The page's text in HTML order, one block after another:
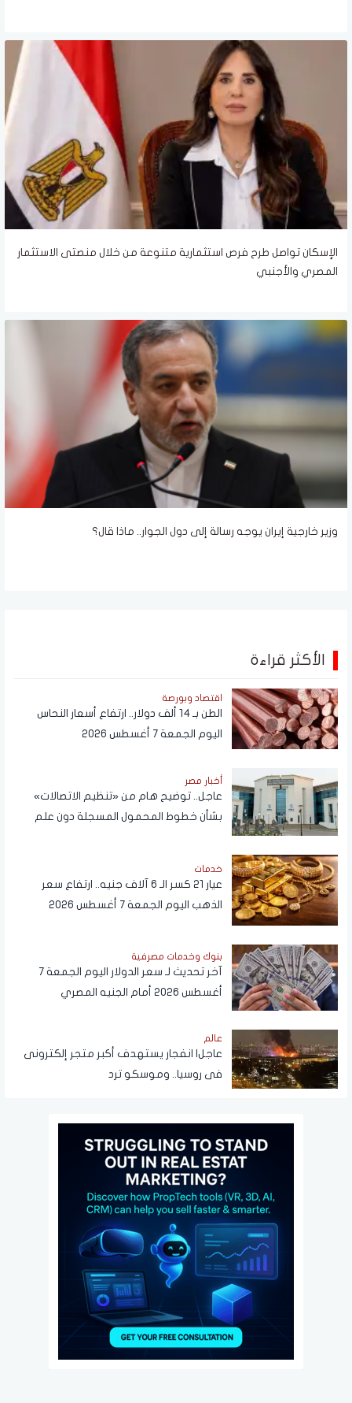
الإسكان تواصل طرح فرص استثمارية متنوعة من خلال منصتى الاستثمار
المصري والأجنبي
وزير خارجية إيران يوجه رسالة إلى دول الجوار.. ماذا قال؟
الأكثر قراءة
اقتصاد وبورصة
الطن بـ 14 ألف دولار.. ارتفاع أسعار النحاس
اليوم الجمعة 7 أغسطس 2026
أخبار مصر
عاجل.. توضيح هام من «تنظيم الاتصالات»
بشأن خطوط المحمول المسجلة دون علم
خدمات
عيار 21 كسر الـ 6 آلاف جنيه.. ارتفاع سعر
الذهب اليوم الجمعة 7 أغسطس 2026
بنوك وخدمات مصرفية
آخر تحديث لـ سعر الدولار اليوم الجمعة 7
أغسطس 2026 أمام الجنيه المصري
عالم
عاجل| انفجار يستهدف أكبر متجر إلكترونى
فى روسيا.. وموسكو ترد